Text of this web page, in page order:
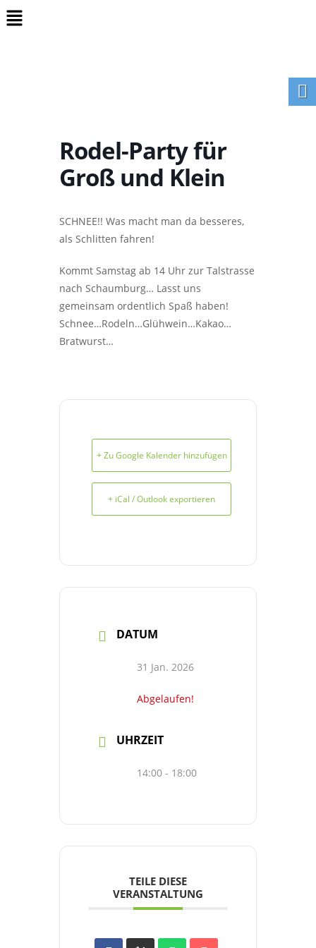
Rodel-Party für
Groß und Klein
SCHNEE!! Was macht man da besseres,
als Schlitten fahren!
Kommt Samstag ab 14 Uhr zur Talstrasse
nach Schaumburg… Lasst uns
gemeinsam ordentlich Spaß haben!
Schnee…Rodeln…Glühwein…Kakao…
Bratwurst…
+ Zu Google Kalender hinzufügen
+ iCal / Outlook exportieren
DATUM
31 Jan. 2026
Abgelaufen!
UHRZEIT
14:00 - 18:00
TEILE DIESE
VERANSTALTUNG